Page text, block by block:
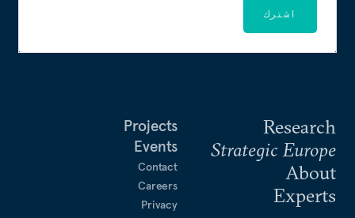
Research
Strategic Europe
About
Experts
Projects
Events
Contact
Careers
Privacy
اشترك